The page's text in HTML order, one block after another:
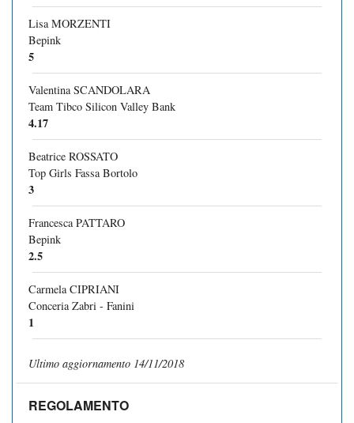
Lisa MORZENTI
Bepink
5
Valentina SCANDOLARA
Team Tibco Silicon Valley Bank
4.17
Beatrice ROSSATO
Top Girls Fassa Bortolo
3
Francesca PATTARO
Bepink
2.5
Carmela CIPRIANI
Conceria Zabri - Fanini
1
Ultimo aggiornamento 14/11/2018
REGOLAMENTO